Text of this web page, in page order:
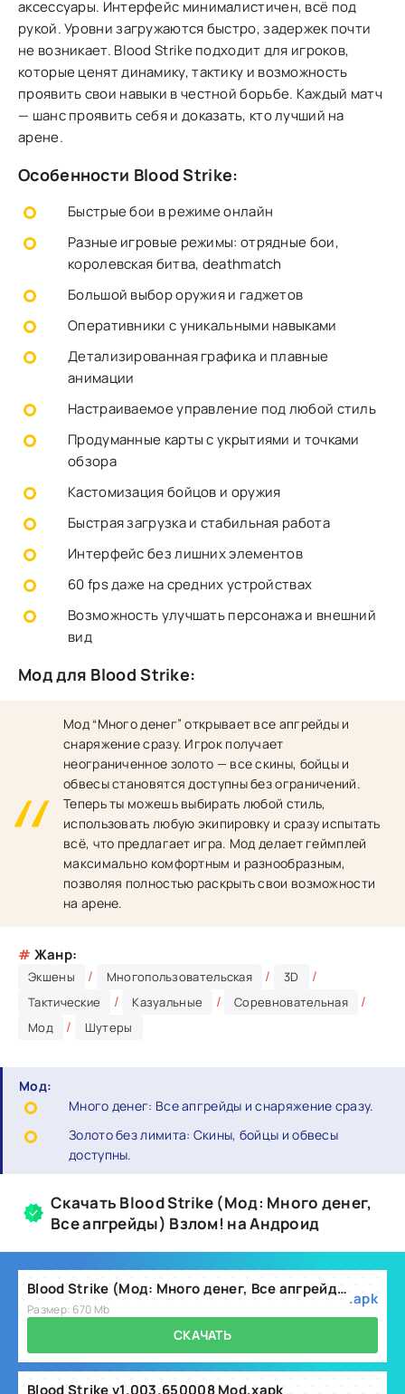
аксессуары. Интерфейс минималистичен, всё под
рукой. Уровни загружаются быстро, задержек почти
не возникает. Blood Strike подходит для игроков,
которые ценят динамику, тактику и возможность
проявить свои навыки в честной борьбе. Каждый матч
— шанс проявить себя и доказать, кто лучший на
арене.
Особенности Blood Strike:
Быстрые бои в режиме онлайн
Разные игровые режимы: отрядные бои,
королевская битва, deathmatch
Большой выбор оружия и гаджетов
Оперативники с уникальными навыками
Детализированная графика и плавные
анимации
Настраиваемое управление под любой стиль
Продуманные карты с укрытиями и точками
обзора
Кастомизация бойцов и оружия
Быстрая загрузка и стабильная работа
Интерфейс без лишних элементов
60 fps даже на средних устройствах
Возможность улучшать персонажа и внешний
вид
Мод для Blood Strike:
Мод “Много денег” открывает все апгрейды и
снаряжение сразу. Игрок получает
неограниченное золото — все скины, бойцы и
обвесы становятся доступны без ограничений.
Теперь ты можешь выбирать любой стиль,
использовать любую экипировку и сразу испытать
всё, что предлагает игра. Мод делает геймплей
максимально комфортным и разнообразным,
позволяя полностью раскрыть свои возможности
на арене.
# Жанр:
Экшены / Многопользовательская / 3D /
Тактические / Казуальные / Соревновательная /
Мод / Шутеры
Мод:
Много денег: Все апгрейды и снаряжение сразу.
Золото без лимита: Скины, бойцы и обвесы
доступны.
Скачать Blood Strike (Мод: Много денег,
Все апгрейды) Взлом! на Андроид
Blood Strike (Мод: Много денег, Все апгрейды)
Размер: 670 Mb
.apk
СКАЧАТЬ
Blood Strike v1.003.650008 Mod.xapk